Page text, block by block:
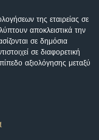
της εταιρείας σε
αποκλειστικά την
σε δημόσια
σε διαφορετική
αξιολόγησης μεταξύ